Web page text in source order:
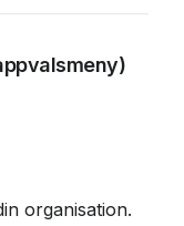
organisation.